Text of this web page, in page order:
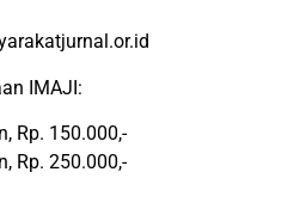
IMAJI:
Rp. 150.000,-
Rp. 250.000,-